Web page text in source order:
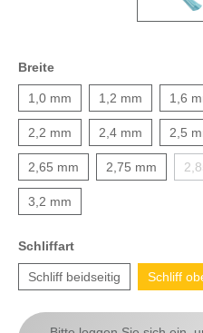
Breite
1,0 mm 1,2 mm 1,6
2,2 mm 2,4 mm 2,5
2,65 mm 2,75 mm
3,2 mm
Schliffart
Schliff beidseitig Schliff